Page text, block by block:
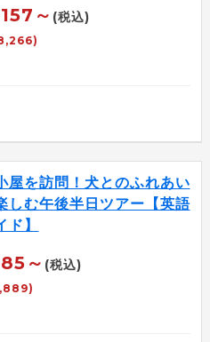
157～ (税込)
屋を訪問！犬とのふれあい
しむ午後半日ツアー【英語
ド】
85～ (税込)